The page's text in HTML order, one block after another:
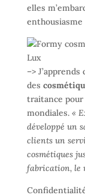
elles
–> J’apprends
des
traitance pour
mondiales. «
développé un
clients un
cosmétiques
fabrication, le